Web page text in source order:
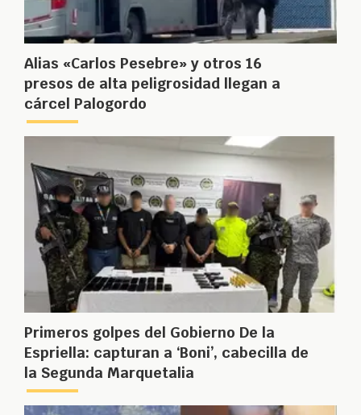
Alias «Carlos Pesebre» y otros 16
presos de alta peligrosidad llegan a
cárcel Palogordo
Primeros golpes del Gobierno De la
Espriella: capturan a ‘Boni’, cabecilla de
la Segunda Marquetalia